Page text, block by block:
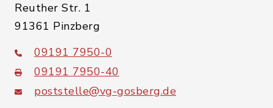
Reuther Str. 1
91361 Pinzberg
09191 7950-0
09191 7950-40
poststelle@vg-gosberg.de